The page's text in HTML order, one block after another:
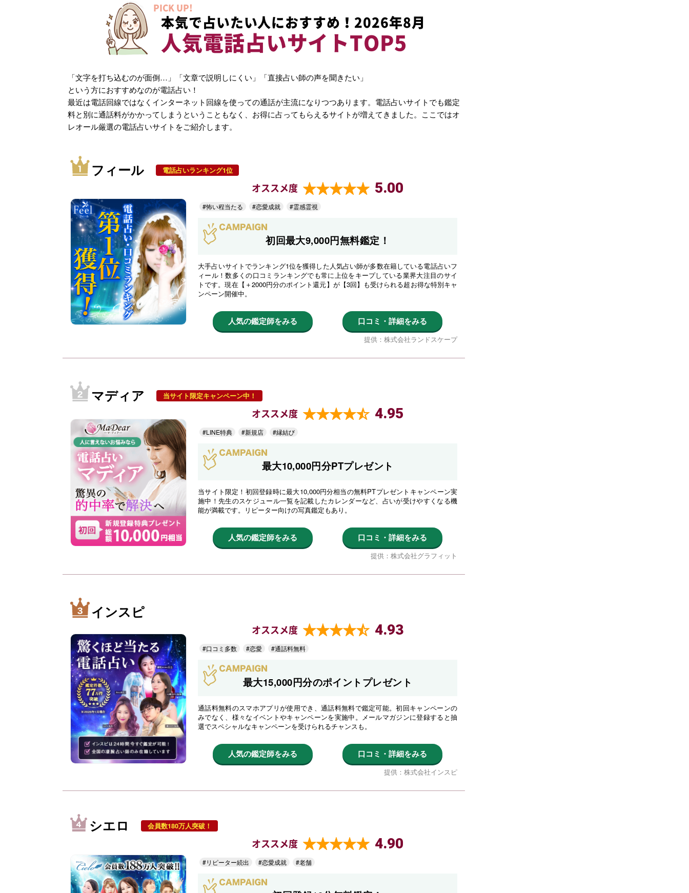
PICK UP!
本気で占いたい人におすすめ！2026年8月
人気電話占いサイトTOP5
「文字を打ち込むのが面倒…」「文章で説明しにくい」「直接占い師の声を聞きたい」
という方におすすめなのが電話占い！
最近は電話回線ではなくインターネット回線を使っての通話が主流になりつつあります。電話占いサイトでも鑑定
料と別に通話料がかかってしまうということもなく、お得に占ってもらえるサイトが増えてきました。ここではオ
レオール厳選の電話占いサイトをご紹介します。
フィール 電話占いランキング1位
オススメ度 5.00
#怖い程当たる #恋愛成就 #霊感霊視
初回最大9,000円無料鑑定！
大手占いサイトでランキング1位を獲得した人気占い師が多数在籍している電話占いフ
ィール！数多くの口コミランキングでも常に上位をキープしている業界大注目のサイ
トです。現在【＋2000円分のポイント還元】が【3回】も受けられる超お得な特別キャ
ンペーン開催中。
人気の鑑定師をみる 口コミ・詳細をみる
提供：株式会社ランドスケープ
マディア 当サイト限定キャンペーン中！
オススメ度 4.95
#LINE特典 #新規店 #縁結び
最大10,000円分PTプレゼント
当サイト限定！初回登録時に最大10,000円分相当の無料PTプレゼントキャンペーン実
施中！先生のスケジュール一覧を記載したカレンダーなど、占いが受けやすくなる機
能が満載です。リピーター向けの写真鑑定もあり。
人気の鑑定師をみる 口コミ・詳細をみる
提供：株式会社グラフィット
インスピ
オススメ度 4.93
#口コミ多数 #恋愛 #通話料無料
最大15,000円分のポイントプレゼント
通話料無料のスマホアプリが使用でき、通話料無料で鑑定可能。初回キャンペーンの
みでなく、様々なイベントやキャンペーンを実施中。メールマガジンに登録すると抽
選でスペシャルなキャンペーンを受けられるチャンスも。
人気の鑑定師をみる 口コミ・詳細をみる
提供：株式会社インスピ
シエロ 会員数180万人突破！
オススメ度 4.90
#リピーター続出 #恋愛成就 #老舗